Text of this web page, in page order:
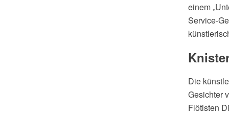
einem
Service-
Die
Gesichter
Flötisten